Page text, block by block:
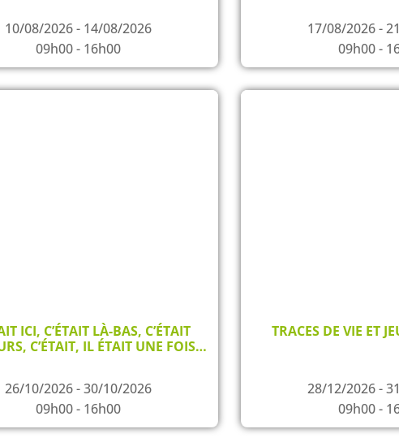
10/08/2026 - 14/08/2026
09h00 - 16h00
17/08/2026 -
09h00 -
ICI, C’ÉTAIT LÀ-BAS, C’ÉTAIT
C’ÉTAIT, IL ÉTAIT UNE FOIS…
26/10/2026 - 30/10/2026
09h00 - 16h00
TRACES DE VIE ET
28/12/2026 -
09h00 -